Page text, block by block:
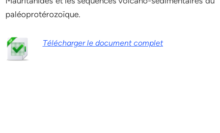
paléoprotérozoïque.
Télécharger le document complet